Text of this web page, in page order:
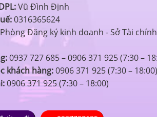
Vũ Đình Định
0316365624
Phòng Đăng ký kinh doanh - Sở Tài chính
0937 727 685 – 0906 371 925 (7:30 –
khách hàng:0906 371 925 (7:30 – 18:00)
0906 371 925 (7:30 – 18:00)